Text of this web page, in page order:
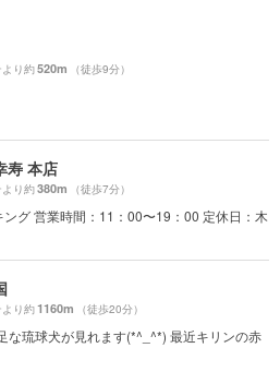
り約520m （徒歩9分）
寿 本店
り約380m （徒歩7分）
グ 営業時間：11：00〜19：00 定休日：木
り約1160m （徒歩20分）
な琉球犬が見れます(*^_^*) 最近キリンの赤